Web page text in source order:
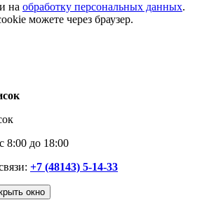
и на обработку персональных данных.
можете через браузер.
до 18:00
+7 (48143) 5-14-33
окно